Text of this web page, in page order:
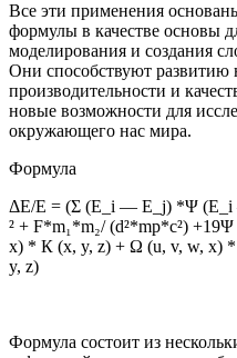
Все эти применения
формулы в качестве основы
моделирования и создания
Они способствуют
производительности и
новые возможности для
окружающего нас мира.
Формула
ΔE/E = (Σ (E_i — E_j) *Ψ
² + F*m₁*m₂/ (d²*mp*c²)
x) * К (x, y, z) + Ω (u, v, w, x)
y, z)
Формула состоит из